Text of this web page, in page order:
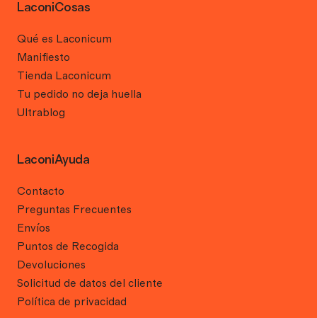
LaconiCosas
Qué es Laconicum
Manifiesto
Tienda Laconicum
Tu pedido no deja huella
Ultrablog
LaconiAyuda
Contacto
Preguntas Frecuentes
Envíos
Puntos de Recogida
Devoluciones
Solicitud de datos del cliente
Política de privacidad